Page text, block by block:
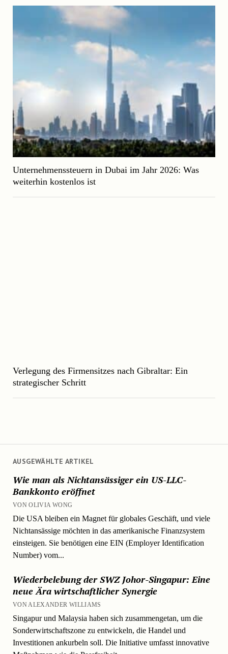
AUSGEWÄHLTE ARTIKEL
Wie man als Nichtansässiger ein US-LLC-
Bankkonto eröffnet
VON OLIVIA WONG
Die USA bleiben ein Magnet für globales Geschäft, und viele
Nichtansässige möchten in das amerikanische Finanzsystem
einsteigen. Sie benötigen eine EIN (Employer Identification
Number) vom...
Wiederbelebung der SWZ Johor-Singapur: Eine
neue Ära wirtschaftlicher Synergie
VON ALEXANDER WILLIAMS
Singapur und Malaysia haben sich zusammengetan, um die
Sonderwirtschaftszone zu entwickeln, die Handel und
Investitionen ankurbeln soll. Die Initiative umfasst innovative
Unternehmenssteuern in Dubai im Jahr 2026: Was
weiterhin kostenlos ist
Verlegung des Firmensitzes nach Gibraltar: Ein
strategischer Schritt